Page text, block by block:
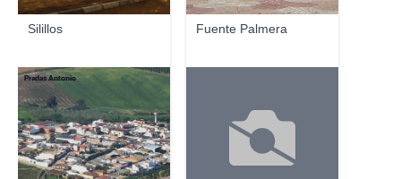
Silillos Fuente Palmera
Pradas Antonio